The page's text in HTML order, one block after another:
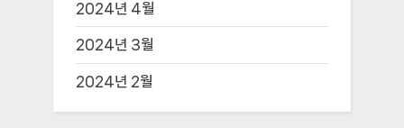
2024년 4월
2024년 3월
2024년 2월